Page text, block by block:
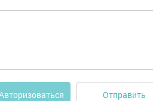
Отправить